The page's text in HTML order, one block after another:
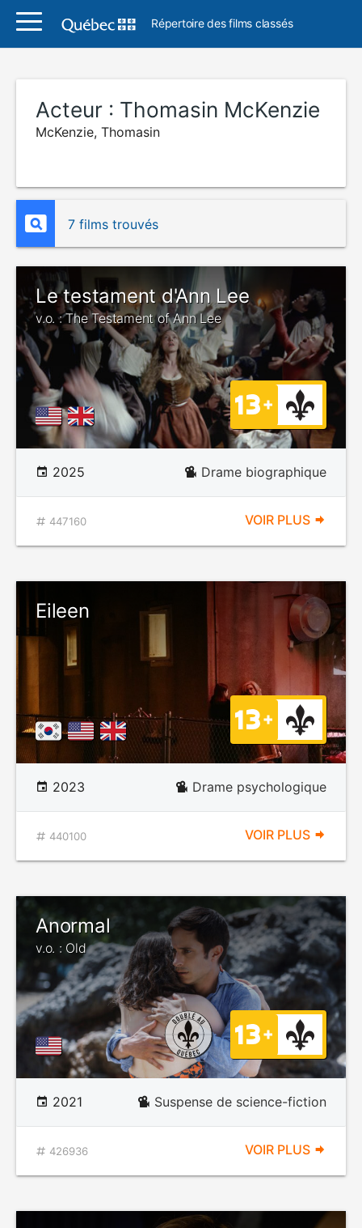
Répertoire des films classés
Acteur : Thomasin McKenzie
McKenzie, Thomasin
7 films trouvés
Le testament d'Ann Lee
v.o. : The Testament of Ann Lee
2025 Drame biographique
447160 VOIR PLUS
Eileen
2023 Drame psychologique
440100 VOIR PLUS
Anormal
v.o. : Old
2021 Suspense de science-fiction
426936 VOIR PLUS